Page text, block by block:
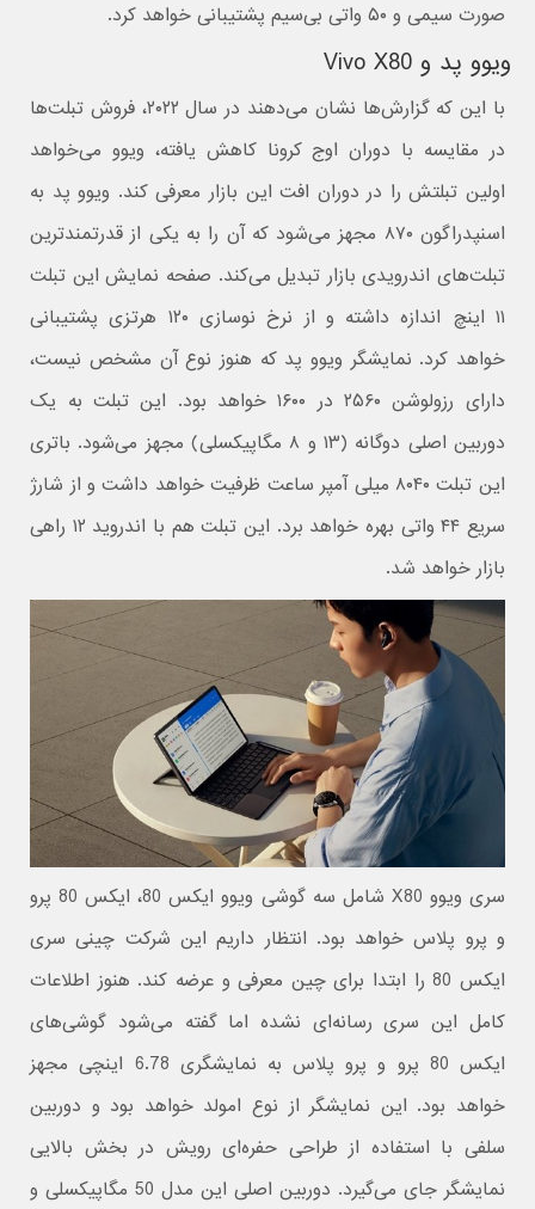
صورت سیمی و ۵۰ واتی بی‌سیم پشتیبانی خواهد کرد.
ویوو پد و Vivo X80
با این که گزارش‌ها نشان می‌دهند در سال ۲۰۲۲، فروش تبلت‌ها
در مقایسه با دوران اوج کرونا کاهش یافته، ویوو می‌خواهد
اولین تبلتش را در دوران افت این بازار معرفی کند. ویوو پد به
اسنپدراگون ۸۷۰ مجهز می‌شود که آن را به یکی از قدرتمندترین
تبلت‌های اندرویدی بازار تبدیل می‌کند. صفحه نمایش این تبلت
۱۱ اینچ اندازه داشته و از نرخ نوسازی ۱۲۰ هرتزی پشتیبانی
خواهد کرد. نمایشگر ویوو پد که هنوز نوع آن مشخص نیست،
دارای رزولوشن ۲۵۶۰ در ۱۶۰۰ خواهد بود. این تبلت به یک
دوربین اصلی دوگانه (۱۳ و ۸ مگاپیکسلی) مجهز می‌شود. باتری
این تبلت ۸۰۴۰ میلی آمپر ساعت ظرفیت خواهد داشت و از شارژ
سریع ۴۴ واتی بهره خواهد برد. این تبلت هم با اندروید ۱۲ راهی
بازار خواهد شد.
سری ویوو X80 شامل سه گوشی ویوو ایکس 80، ایکس 80 پرو
و پرو پلاس خواهد بود. انتظار داریم این شرکت چینی سری
ایکس 80 را ابتدا برای چین معرفی و عرضه کند. هنوز اطلاعات
کامل این سری رسانه‌ای نشده اما گفته می‌شود گوشی‌های
ایکس 80 پرو و پرو پلاس به نمایشگری 6.78 اینچی مجهز
خواهد بود. این نمایشگر از نوع امولد خواهد بود و دوربین
سلفی با استفاده از طراحی حفره‌ای رویش در بخش بالایی
نمایشگر جای می‌گیرد. دوربین اصلی این مدل 50 مگاپیکسلی و